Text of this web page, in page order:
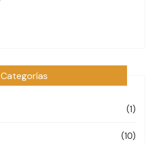
Categorías
(1)
(10)